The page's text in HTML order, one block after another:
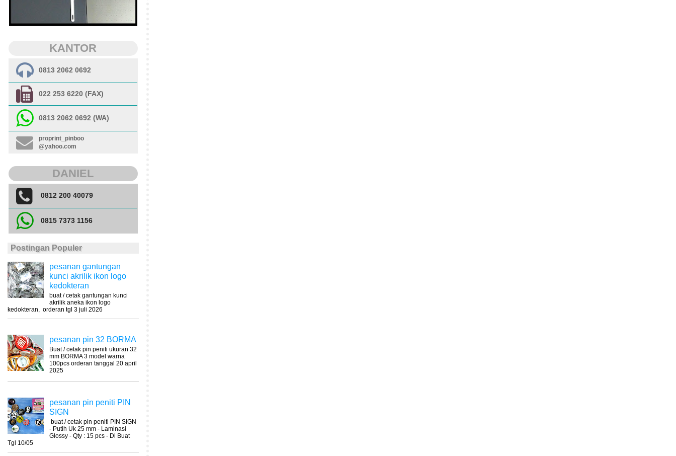
KANTOR
0813 2062 0692
022 253 6220 (FAX)
0813 2062 0692 (WA)
proprint_pinboo
@yahoo.com
DANIEL
0812 200 40079
0815 7373 1156
Postingan Populer
pesanan gantungan
kunci akrilik ikon logo
kedokteran
buat / cetak gantungan kunci
akrilik aneka ikon logo
kedokteran, orderan tgl 3 juli 2026
pesanan pin 32 BORMA
Buat / cetak pin peniti ukuran 32
mm BORMA 3 model warna
100pcs orderan tanggal 20 april
2025
pesanan pin peniti PIN
SIGN
buat / cetak pin peniti PIN SIGN
- Putih Uk 25 mm - Laminasi
Glossy - Qty : 15 pcs - Di Buat
Tgl 10/05